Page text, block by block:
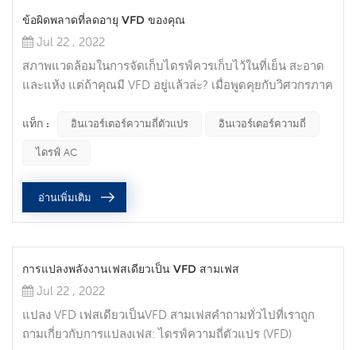
ข้อผิดพลาดที่ลดอายุ VFD ของคุณ
Jul 22 , 2022
สภาพแวดล้อมในการจัดเก็บไดรฟ์ควรเก็บไว้ในที่เย็น สะอาด
และแห้ง แต่ถ้าคุณมี VFD อยู่แล้วล่ะ? เมื่อพูดคุยกับวิศวกรภาค
ความผิดพลาดครั้งใหญ่ที่สุดที่เกิดขึ้นขณะบำรุงรักษาอุปกรณ์นี้
นอกจากนี้ พวกมันจะทำงานบนแผงที่มีอุปกรณ์ป้องกันส่วน
บุคคลและการ...
แท็ก : อินเวอร์เตอร์ความถี่ตัวแปร อินเวอร์เตอร์ความถี่
ไดรฟ์ AC
อ่านเพิ่มเติม
การแปลงพลังงานเฟสเดียวเป็น VFD สามเฟส
Jul 22 , 2022
แปลง VFD เฟสเดียวเป็นVFD สามเฟสคำถามทั่วไปที่เราถูก
ถามเกี่ยวกับการแปลงเฟส: ไดรฟ์ความถี่ตัวแปร (VFD)